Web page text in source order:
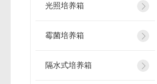
光照培养箱
霉菌培养箱
隔水式培养箱